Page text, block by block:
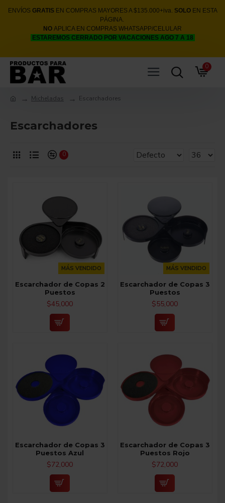
ENVÍOS GRATISEN COMPRAS MAYORES A $135.000+iva. SOLOEN ESTA
PÁGINA.
NO APLICA EN COMPRAS WHATSAPP/CELULAR
ESTAREMOS CERRADO POR VACACIONES AGO 7 A 18
0
Micheladas Escarchadores
Escarchadores
0
MÁS VENDIDO
Escarchador de Copas 2
Puestos
$45,000
MÁS VENDIDO
Escarchador de Copas 3
Puestos
$55,000
Escarchador de Copas 3
Puestos Azul
$72,000
Escarchador de Copas 3
Puestos Rojo
$72,000